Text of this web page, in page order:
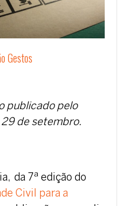
Gestos
publicado pelo
29 de setembro.
da 7ª edição do
Civil para a